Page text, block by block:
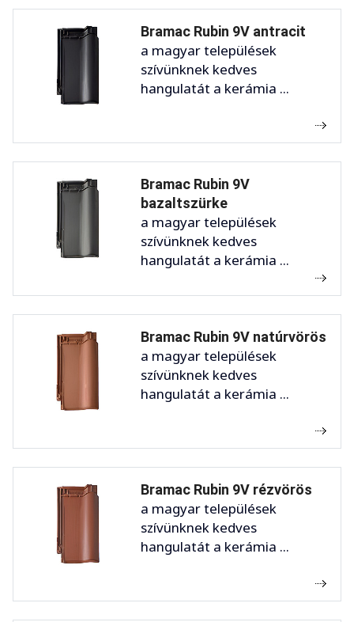
Bramac Rubin 9V antracit
a magyar települések
szívünknek kedves
hangulatát a kerámia ...
Bramac Rubin 9V
bazaltszürke
a magyar települések
szívünknek kedves
hangulatát a kerámia ...
Bramac Rubin 9V natúrvörös
a magyar települések
szívünknek kedves
hangulatát a kerámia ...
Bramac Rubin 9V rézvörös
a magyar települések
szívünknek kedves
hangulatát a kerámia ...